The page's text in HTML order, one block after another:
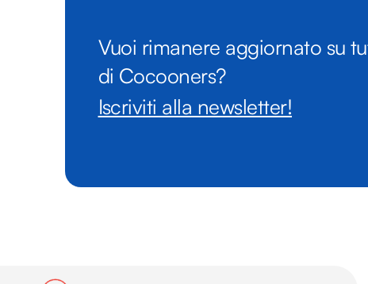
Vuoi rimanere aggiornato su
di Cocooners?
Iscriviti alla newsletter!